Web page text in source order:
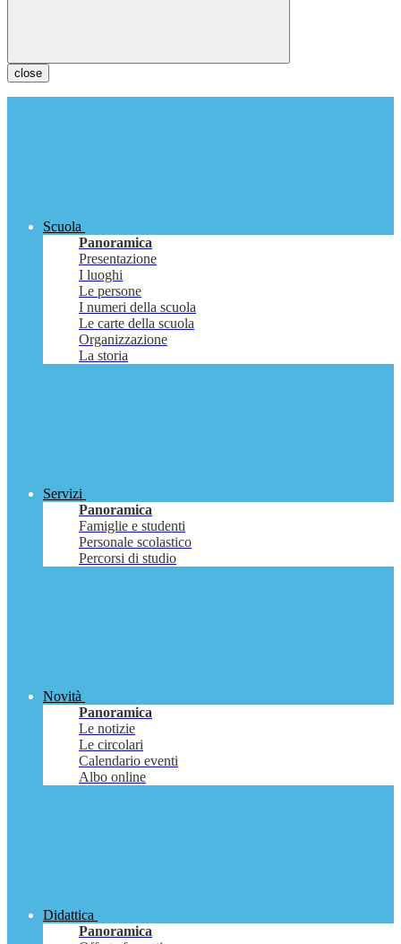
close
Scuola
Panoramica
Presentazione
I luoghi
Le persone
I numeri della scuola
Le carte della scuola
Organizzazione
La storia
Servizi
Panoramica
Famiglie e studenti
Personale scolastico
Percorsi di studio
Novità
Panoramica
Le notizie
Le circolari
Calendario eventi
Albo online
Didattica
Panoramica